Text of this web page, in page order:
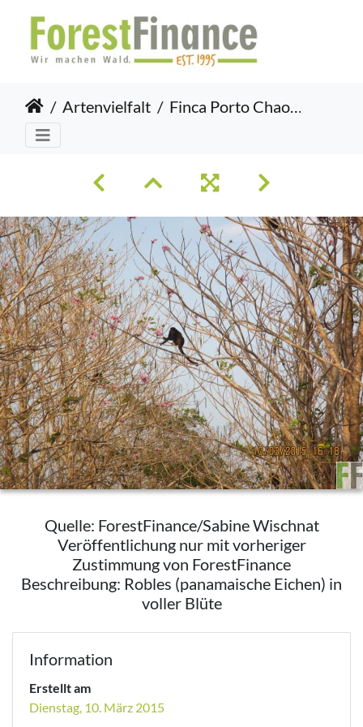
Artenvielfalt Finca Porto Chao III 2015
Quelle: ForestFinance/Sabine Wischnat
Veröffentlichung nur mit vorheriger
Zustimmung von ForestFinance
Beschreibung: Robles (panamaische Eichen) in
voller Blüte
Information
Erstellt am
Dienstag, 10. März 2015